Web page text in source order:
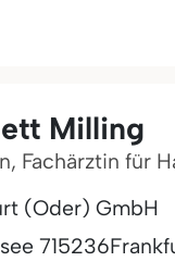
Milling
Fachärztin für
(Oder) GmbH
715236